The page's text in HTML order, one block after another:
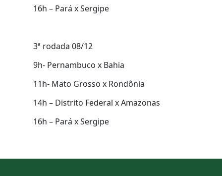
16h – Pará x Sergipe
3ª rodada 08/12
9h- Pernambuco x Bahia
11h- Mato Grosso x Rondônia
14h – Distrito Federal x Amazonas
16h – Pará x Sergipe